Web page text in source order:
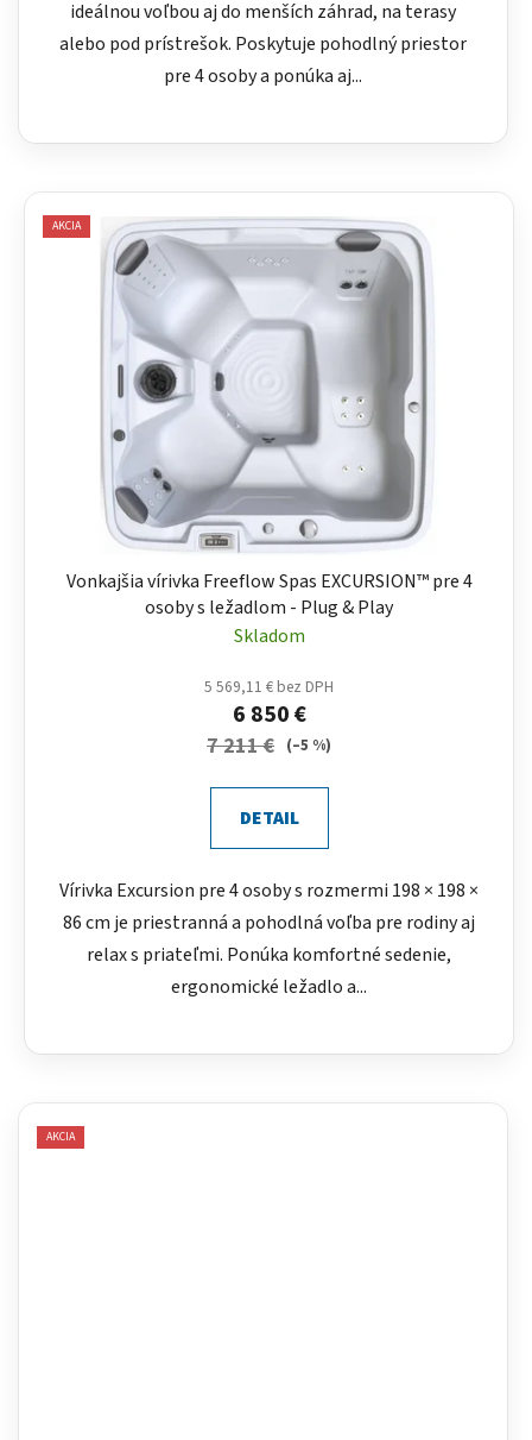
ideálnou voľbou aj do menších záhrad, na terasy
alebo pod prístrešok. Poskytuje pohodlný priestor
pre 4 osoby a ponúka aj...
AKCIA
Vonkajšia vírivka Freeflow Spas EXCURSION™ pre 4
osoby s ležadlom - Plug & Play
Skladom
5 569,11 € bez DPH
6 850 €
7 211 € (–5 %)
DETAIL
Vírivka Excursion pre 4 osoby s rozmermi 198 × 198 ×
86 cm je priestranná a pohodlná voľba pre rodiny aj
relax s priateľmi. Ponúka komfortné sedenie,
ergonomické ležadlo a...
AKCIA